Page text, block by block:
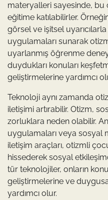
materyalleri sayesinde,
eğitime katılabilirler.
görsel ve işitsel
uygulamaları sunarak
uyarlanmış öğrenme
duydukları konuları
geliştirmelerine yardımcı
Teknoloji aynı zamanda
iletişimi artırabilir. Otizm,
zorluklara neden olabilir.
uygulamaları veya sosyal
iletişim araçları, otizmli
hissederek sosyal
tür teknolojiler, onların
geliştirmelerine ve
yardımcı olur.